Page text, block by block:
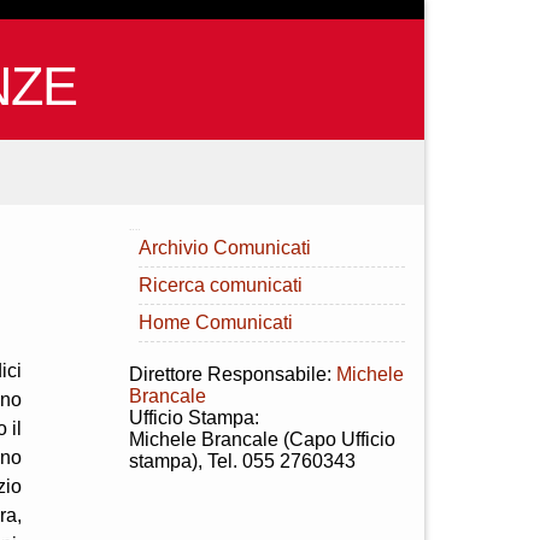
il
Archivio Comunicati
Ricerca comunicati
Home Comunicati
Direttore Responsabile: Michele
Brancale
Ufficio Stampa:
Michele Brancale (Capo Ufficio
stampa), Tel. 055 2760343